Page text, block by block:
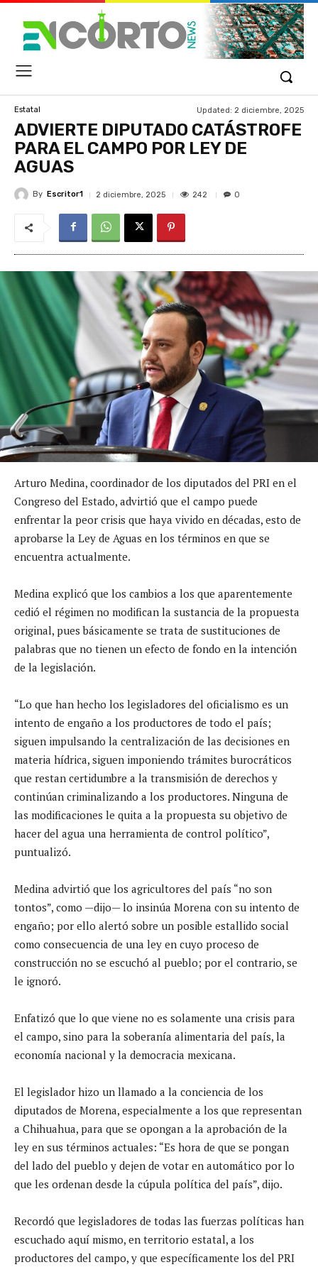
Estatal Updated: 2 diciembre, 2025
ADVIERTE DIPUTADO CATÁSTROFE
PARA EL CAMPO POR LEY DE
AGUAS
By Escritor1 2 diciembre, 2025 242 0
Arturo Medina, coordinador de los diputados del PRI en el
Congreso del Estado, advirtió que el campo puede
enfrentar la peor crisis que haya vivido en décadas, esto de
aprobarse la Ley de Aguas en los términos en que se
encuentra actualmente.
Medina explicó que los cambios a los que aparentemente
cedió el régimen no modifican la sustancia de la propuesta
original, pues básicamente se trata de sustituciones de
palabras que no tienen un efecto de fondo en la intención
de la legislación.
“Lo que han hecho los legisladores del oficialismo es un
intento de engaño a los productores de todo el país;
siguen impulsando la centralización de las decisiones en
materia hídrica, siguen imponiendo trámites burocráticos
que restan certidumbre a la transmisión de derechos y
continúan criminalizando a los productores. Ninguna de
las modificaciones le quita a la propuesta su objetivo de
hacer del agua una herramienta de control político”,
puntualizó.
Medina advirtió que los agricultores del país “no son
tontos”, como —dijo— lo insinúa Morena con su intento de
engaño; por ello alertó sobre un posible estallido social
como consecuencia de una ley en cuyo proceso de
construcción no se escuchó al pueblo; por el contrario, se
le ignoró.
Enfatizó que lo que viene no es solamente una crisis para
el campo, sino para la soberanía alimentaria del país, la
economía nacional y la democracia mexicana.
El legislador hizo un llamado a la conciencia de los
diputados de Morena, especialmente a los que representan
a Chihuahua, para que se opongan a la aprobación de la
ley en sus términos actuales: “Es hora de que se pongan
del lado del pueblo y dejen de votar en automático por lo
que les ordenan desde la cúpula política del país”, dijo.
Recordó que legisladores de todas las fuerzas políticas han
escuchado aquí mismo, en territorio estatal, a los
productores del campo, y que específicamente los del PRI